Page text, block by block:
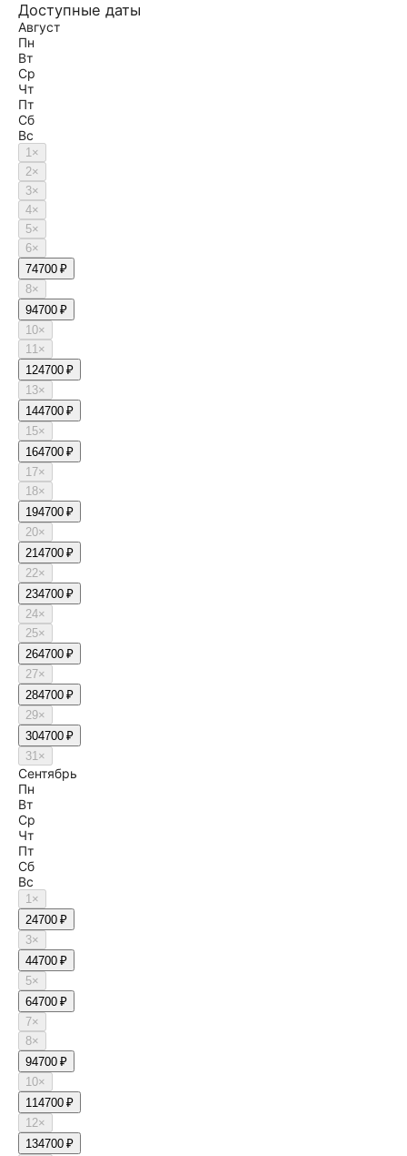
Доступные даты
Август
Пн
Вт
Ср
Чт
Пт
Сб
Вс
1×
2×
3×
4×
5×
6×
74700 ₽
8×
94700 ₽
10×
11×
124700 ₽
13×
144700 ₽
15×
164700 ₽
17×
18×
194700 ₽
20×
214700 ₽
22×
234700 ₽
24×
25×
264700 ₽
27×
284700 ₽
29×
304700 ₽
31×
Сентябрь
Пн
Вт
Ср
Чт
Пт
Сб
Вс
1×
24700 ₽
3×
44700 ₽
5×
64700 ₽
7×
8×
94700 ₽
10×
114700 ₽
12×
134700 ₽